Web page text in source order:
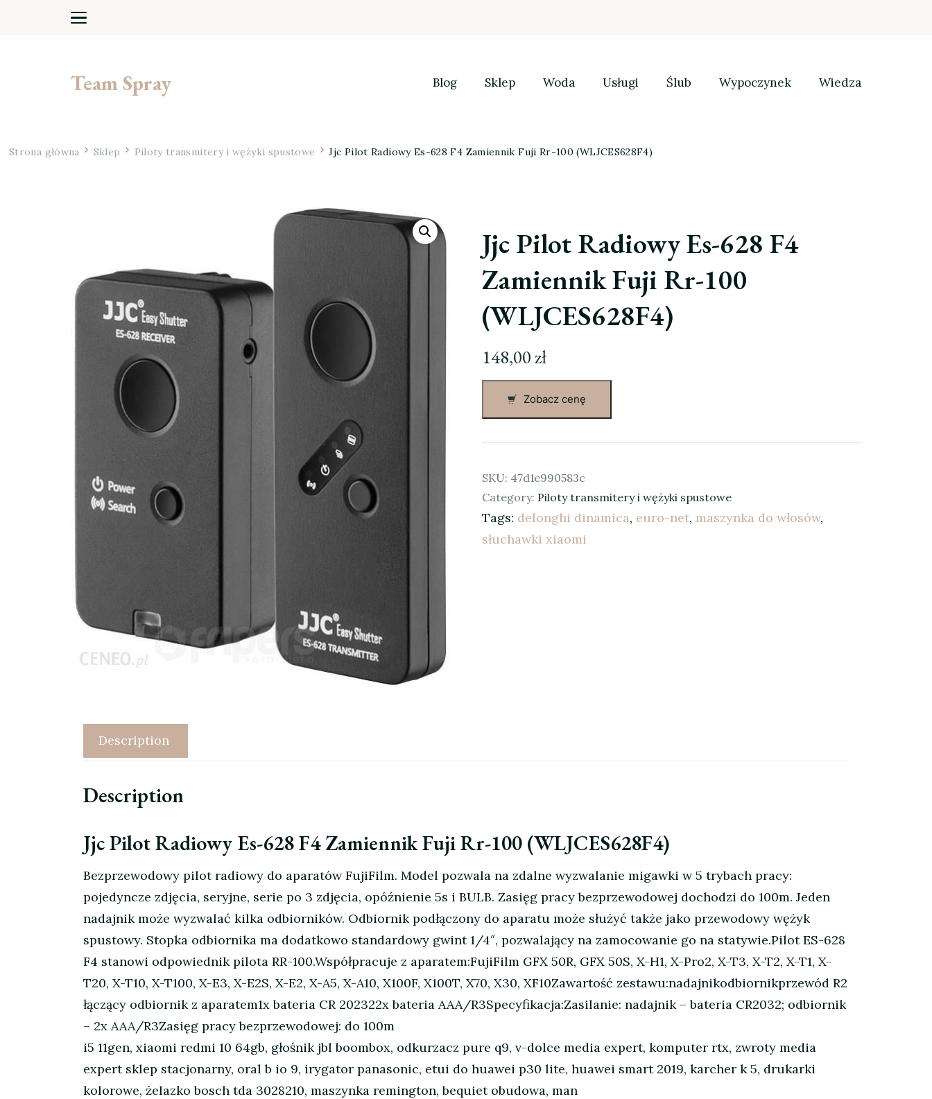
Team Spray Blog Sklep Woda Usługi Ślub Wypoczynek Wiedza
Strona główna Sklep Piloty transmitery i wężyki spustowe Jjc Pilot Radiowy Es-628 F4 Zamiennik Fuji Rr-100 (WLJCES628F4)
Jjc Pilot Radiowy Es-628 F4
Zamiennik Fuji Rr-100
(WLJCES628F4)
148,00zł
Zobacz cenę
SKU: 47d1e990583c
Category: Piloty transmitery i wężyki spustowe
Tags: delonghi dinamica, euro-net, maszynka do włosów,
słuchawki xiaomi
Description
Description
Jjc Pilot Radiowy Es-628 F4 Zamiennik Fuji Rr-100 (WLJCES628F4)
Bezprzewodowy pilot radiowy do aparatów FujiFilm. Model pozwala na zdalne wyzwalanie migawki w 5 trybach pracy:
pojedyncze zdjęcia, seryjne, serie po 3 zdjęcia, opóźnienie 5s i BULB. Zasięg pracy bezprzewodowej dochodzi do 100m. Jeden
nadajnik może wyzwalać kilka odbiorników. Odbiornik podłączony do aparatu może służyć także jako przewodowy wężyk
spustowy. Stopka odbiornika ma dodatkowo standardowy gwint 1/4″, pozwalający na zamocowanie go na statywie.Pilot ES-628
F4 stanowi odpowiednik pilota RR-100.Współpracuje z aparatem:FujiFilm GFX 50R, GFX 50S, X-H1, X-Pro2, X-T3, X-T2, X-T1, X-
T20, X-T10, X-T100, X-E3, X-E2S, X-E2, X-A5, X-A10, X100F, X100T, X70, X30, XF10Zawartość zestawu:nadajnikodbiornikprzewód R2
łączący odbiornik z aparatem1x bateria CR 202322x bateria AAA/R3Specyfikacja:Zasilanie: nadajnik – bateria CR2032; odbiornik
– 2x AAA/R3Zasięg pracy bezprzewodowej: do 100m
i5 11gen, xiaomi redmi 10 64gb, głośnik jbl boombox, odkurzacz pure q9, v-dolce media expert, komputer rtx, zwroty media
expert sklep stacjonarny, oral b io 9, irygator panasonic, etui do huawei p30 lite, huawei smart 2019, karcher k 5, drukarki
kolorowe, żelazko bosch tda 3028210, maszynka remington, bequiet obudowa, man